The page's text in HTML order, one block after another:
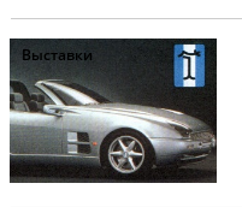
Выставки